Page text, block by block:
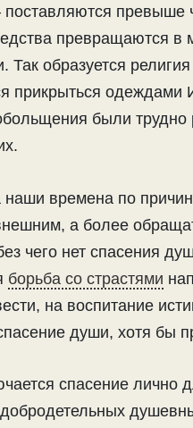
поставляются превыше
превращаются в
Так образуется
прикрыться одеждами
были
наши времена по
а более
чего нет спасения
борьба со страстями
, на воспитание
души, хотя бы
спасение лично